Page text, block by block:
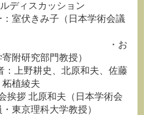
ィスカッション
室伏きみ子（日本学術会議
お
附研究部門教授）
耕史、北原和夫、佐藤
植綾夫
北原和夫（日本学術会
東京理科大学教授）